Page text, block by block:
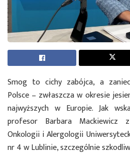
Smog to cichy zabójca, a
Polsce – zwłaszcza w okresie
najwyższych w Europie. Jak
profesor Barbara Mackiewicz
Onkologii i Alergologii
nr 4 w Lublinie, szczególnie